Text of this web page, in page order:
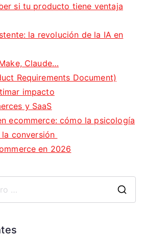
si tu producto tiene ventaja
la revolución de la IA en
Claude…
Requirements Document)
impacto
y SaaS
ecommerce: cómo la psicología
conversión
en 2026